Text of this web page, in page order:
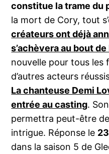
constitue la trame du
la mort de Cory, tout
créateurs ont déjà
s’achèvera au bout
nouvelle pour tous les
d’autres acteurs
La chanteuse Demi
entrée au casting.
permettra peut-être
intrigue. Réponse le
dans la saison 5 de